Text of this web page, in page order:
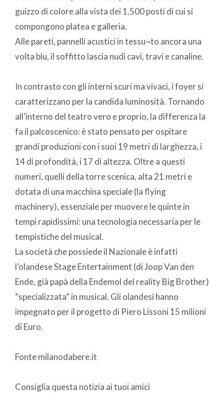
guizzo di colore alla vista dei 1.500 posti di cui si
compongono platea e galleria.
Alle pareti, pannelli acustici in tessu¬to ancora una
volta blu, il soffitto lascia nudi cavi, travi e canaline.
In contrasto con gli interni scuri ma vivaci, i foyer si
caratterizzano per la candida luminosità. Tornando
all’interno del teatro vero e proprio, la differenza la
fa il palcoscenico: è stato pensato per ospitare
grandi produzioni con i suoi 19 metri di larghezza, i
14 di profondità, i 17 di altezza. Oltre a questi
numeri, quelli della torre scenica, alta 21 metri e
dotata di una macchina speciale (la flying
machinery), essenziale per muovere le quinte in
tempi rapidissimi: una tecnologia necessaria per le
tempistiche del musical.
La società che possiede il Nazionale è infatti
l’olandese Stage Entertainment (di Joop Van den
Ende, già papà della Endemol del reality Big Brother)
“specializzata” in musical. Gli olandesi hanno
impegnato per il progetto di Piero Lissoni 15 milioni
di Euro.
Fonte milanodabere.it
Consiglia questa notizia ai tuoi amici